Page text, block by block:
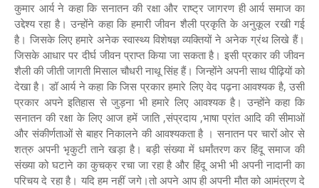
कुमार आर्य ने कहा कि सनातन की रक्षा और राष्ट्र जागरण ही आर्य समाज का
उद्देश्य रहा है। उन्होंने कहा कि हमारी जीवन शैली प्रकृति के अनुकूल रखी गई
है। जिसके लिए हमारे अनेक स्वास्थ्य विशेषज्ञ व्यक्तियों ने अनेक ग्रंथ लिखे हैं।
जिसके आधार पर दीर्घ जीवन प्राप्त किया जा सकता है। इसी प्रकार की जीवन
शैली की जीती जागती मिसाल चौधरी नाथू सिंह हैं। जिन्होंने अपनी साथ पीढ़ियों को
देखा है। डॉ आर्य ने कहा कि जिस प्रकार हमारे लिए वेद पढ़ना आवश्यक है, उसी
प्रकार अपने इतिहास से जुड़ना भी हमारे लिए आवश्यक है। उन्होंने कहा कि
सनातन की रक्षा के लिए आज हमें जाति ,संप्रदाय ,भाषा प्रांत आदि की सीमाओं
और संकीर्णताओं से बाहर निकालने की आवश्यकता है । सनातन पर चारों ओर से
शत्रु अपनी भृकुटी ताने खड़ा है। बड़ी संख्या में धर्मांतरण कर हिंदू समाज की
संख्या को घटाने का कुचक्र रचा जा रहा है और हिंदू अभी भी अपनी नादानी का
परिचय दे रहा है। यदि हम नहीं जगे।तो अपने आप ही अपनी मौत को आमंत्रण दे